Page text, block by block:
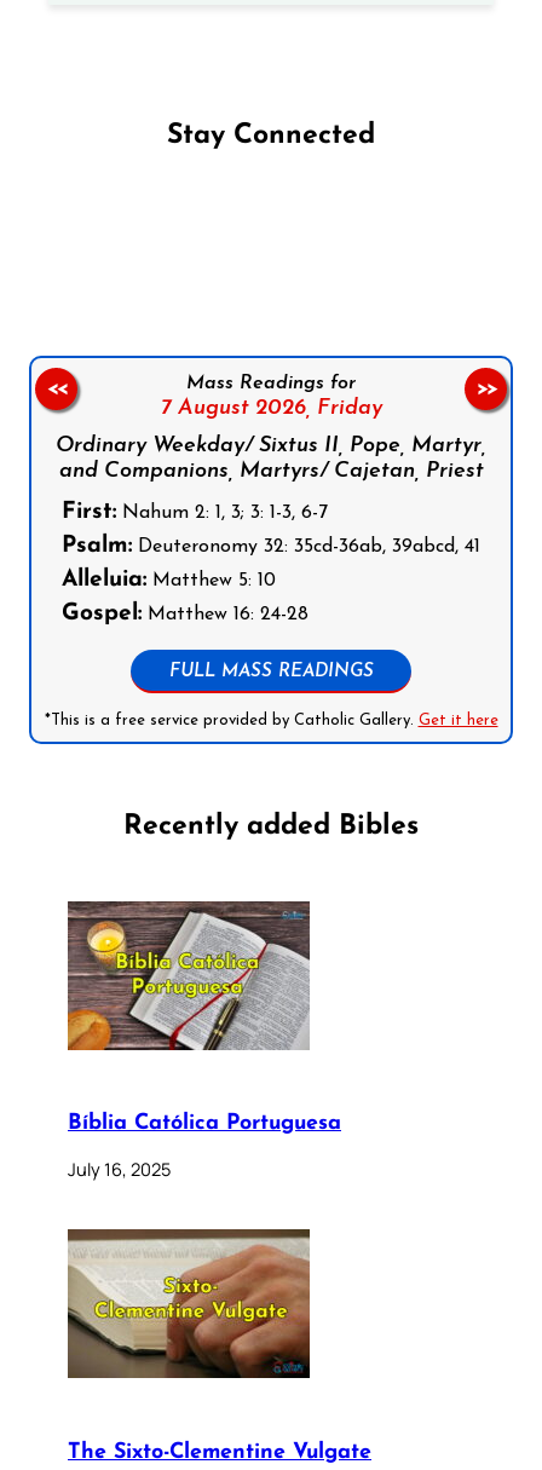
Stay Connected
Mass Readings for
7 August 2026, Friday
Ordinary Weekday/ Sixtus II, Pope, Martyr,
and Companions, Martyrs/ Cajetan, Priest
First: Nahum 2: 1, 3; 3: 1-3, 6-7
Psalm: Deuteronomy 32: 35cd-36ab, 39abcd, 41
Alleluia: Matthew 5: 10
Gospel: Matthew 16: 24-28
FULL MASS READINGS
*This is a free service provided by Catholic Gallery. Get it here
<< >>
Recently added Bibles
Bíblia Católica Portuguesa
July 16, 2025
The Sixto-Clementine Vulgate